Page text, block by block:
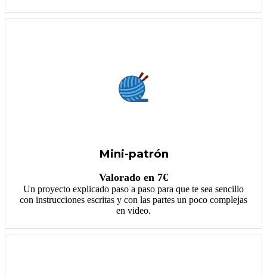
Mini-patrón
Valorado en 7€
Un proyecto explicado paso a paso para que te sea sencillo
con instrucciones escritas y con las partes un poco complejas
en video.